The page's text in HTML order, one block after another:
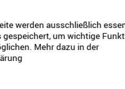
Donnerstag:08:30
Freitag:
08:30
werden ausschließlich
gespeichert, um wichtige
Mehr dazu in der